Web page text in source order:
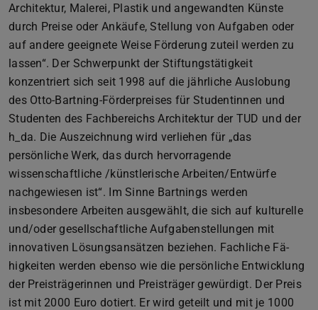
Architektur, Malerei, Plastik und angewandten Künste
durch Preise oder Ankäufe, Stellung von Aufgaben oder
auf andere geeignete Weise Förderung zuteil werden zu
lassen“. Der Schwerpunkt der Stiftungstätigkeit
konzentriert sich seit 1998 auf die jährliche Auslobung
des Otto-Bartning-Förderpreises für Studentinnen und
Studenten des Fachbereichs Architektur der TUD und der
h_da. Die Auszeichnung wird verliehen für „das
persönliche Werk, das durch hervorragende
wissenschaftliche /künstlerische Arbeiten/Entwürfe
nachgewiesen ist“. Im Sinne Bartnings werden
insbesondere Arbeiten ausgewählt, die sich auf kulturelle
und/oder gesellschaftliche Aufgabenstellungen mit
innovativen Lösungsansätzen beziehen. Fachliche Fä-
higkeiten werden ebenso wie die persönliche Entwicklung
der Preisträgerinnen und Preisträger gewürdigt. Der Preis
ist mit 2000 Euro dotiert. Er wird geteilt und mit je 1000